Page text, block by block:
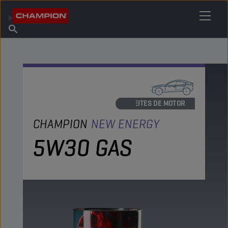
Acerca de champion
Encuentra un punto de venta
ACEITES DE MOTOR
CHAMPION NEW ENERGY
5W30 GAS